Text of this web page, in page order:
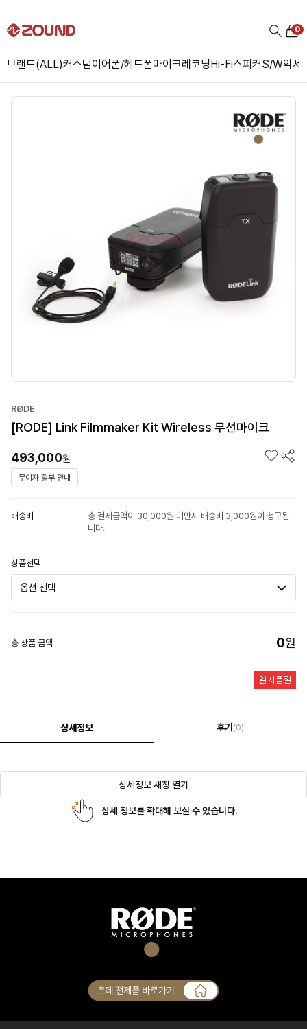
브랜드(ALL)커스텀이어폰/헤드폰마이크레코딩Hi-Fi스피커S/W악세
0
RØDE
[RODE] Link Filmmaker Kit Wireless 무선마이크
493,000원
무이자 할부 안내
배송비
총 결제금액이 30,000원 미만시 배송비 3,000원이 청구됩
니다.
상품선택
총 상품 금액 0원
상세정보 후기 (0)
상세정보 새창 열기
상세 정보를 확대해 보실 수 있습니다.